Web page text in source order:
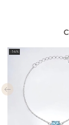
-14%